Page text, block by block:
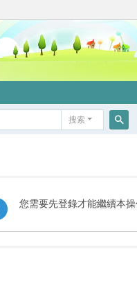
搜索
您需要先登錄才能繼續本